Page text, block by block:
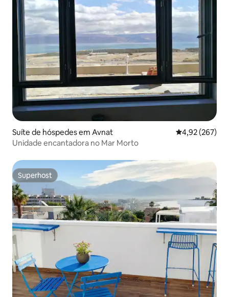
Suíte de hóspedes em Avnat Classificação
4,92 (267)
Unidade encantadora no Mar Morto
Superhost
Superhost